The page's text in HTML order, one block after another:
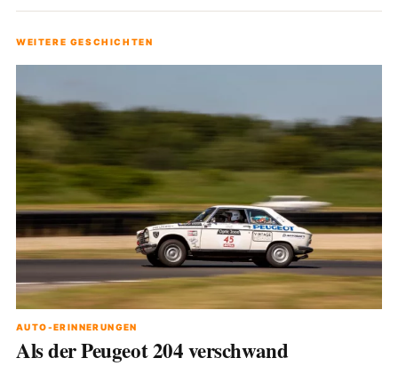
WEITERE GESCHICHTEN
AUTO-ERINNERUNGEN
Als der Peugeot 204 verschwand